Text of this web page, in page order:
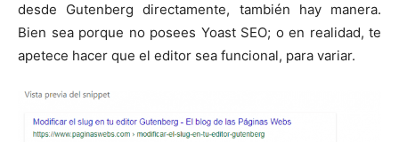
desde Gutenberg directamente, también hay manera.
Bien sea porque no posees Yoast SEO; o en realidad, te
apetece hacer que el editor sea funcional, para variar.